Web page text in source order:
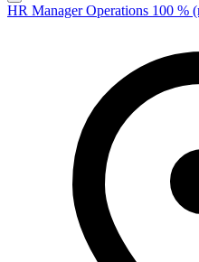
HR Manager Operations 100 %